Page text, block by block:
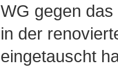
WG gegen
in der
eingetauscht